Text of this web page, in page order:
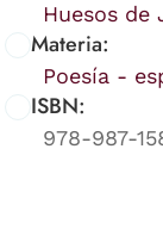
Huesos de
Materia:
Poesía -
ISBN:
978-987-